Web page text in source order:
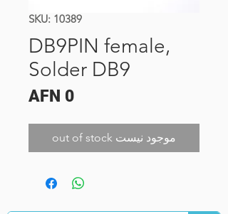
SKU: 10389
DB9PIN female,
Solder DB9
AFN 0Price
out of stock موجود نیست